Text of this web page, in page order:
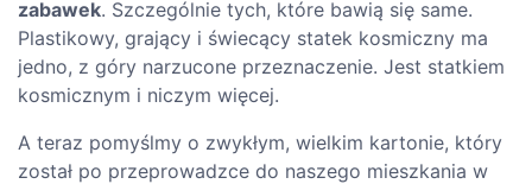
zabawek. Szczególnie tych, które bawią się same.
Plastikowy, grający i świecący statek kosmiczny ma
jedno, z góry narzucone przeznaczenie. Jest statkiem
kosmicznym i niczym więcej.
A teraz pomyślmy o zwykłym, wielkim kartonie, który
został po przeprowadzce do naszego mieszkania w